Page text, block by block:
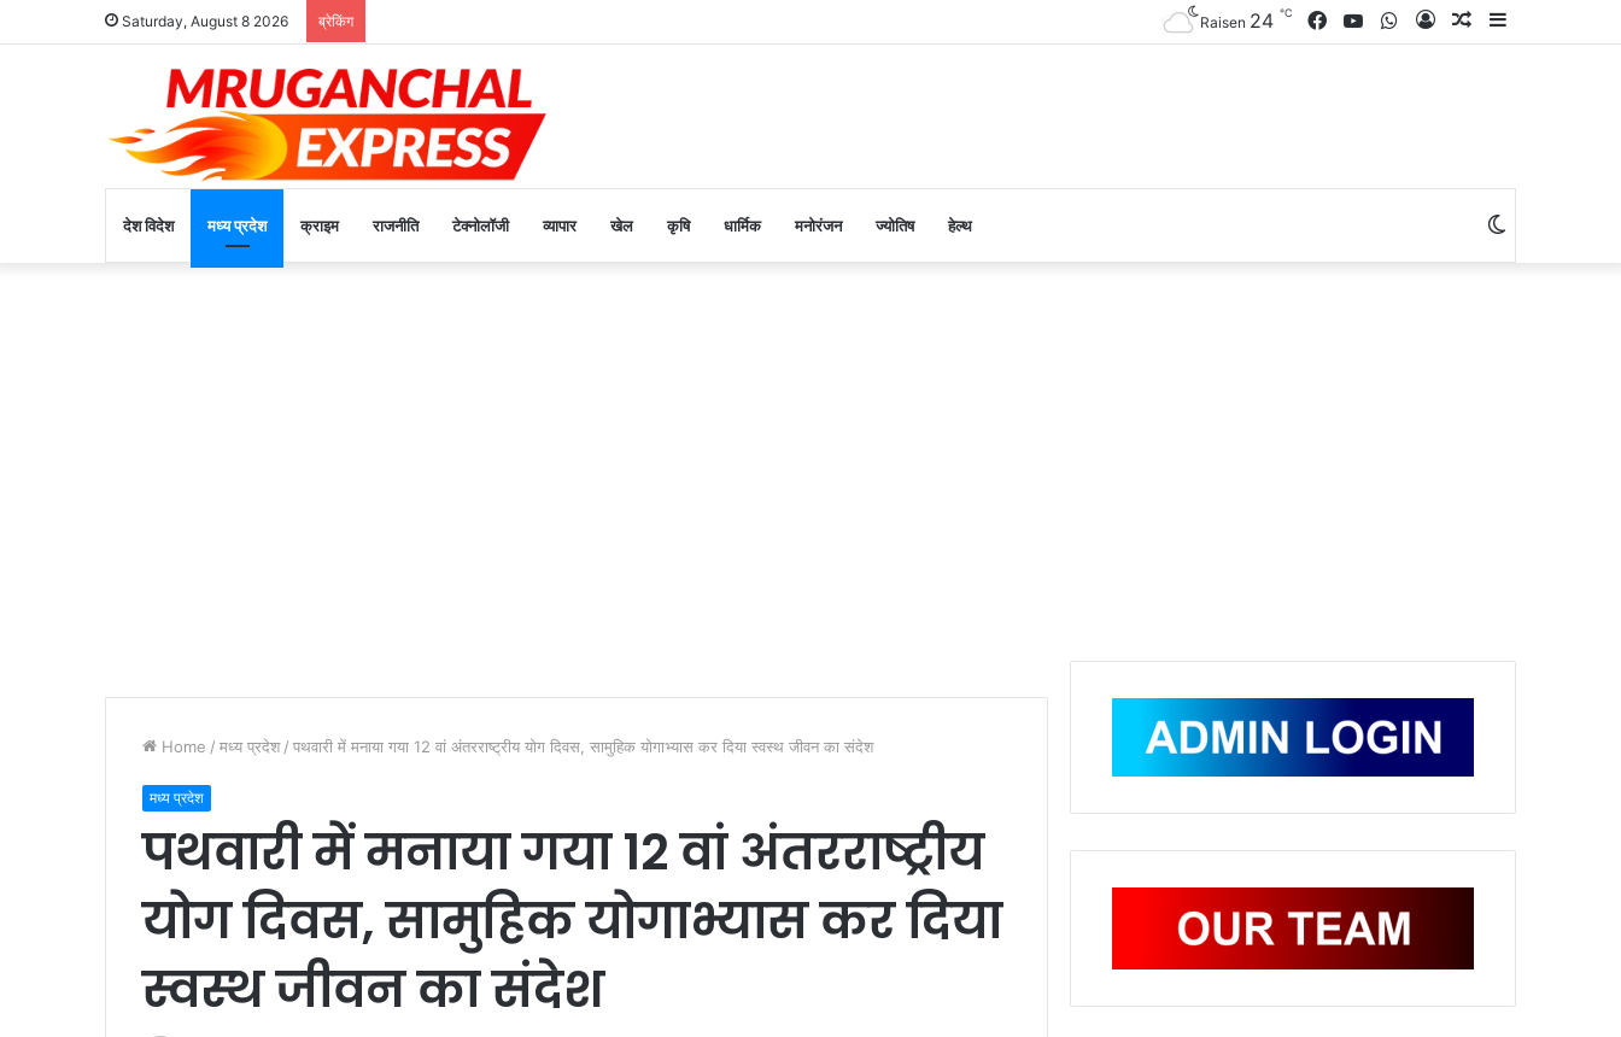
Saturday, August 8 2026 ब्रेकिंग Sidebar
Random
Log
WhatsApp
YouTube
Facebook
Raisen 24 ℃
देश विदेश मध्य प्रदेश क्राइम राजनीति टेक्नोलॉजी व्यापार खेल कृषि धार्मिक मनोरंजन ज्योतिष हेल्थ
Home / मध्य प्रदेश / पथवारी में मनाया गया 12 वां अंतरराष्ट्रीय योग दिवस, सामुहिक योगाभ्यास कर दिया स्वस्थ जीवन का संदेश
मध्य प्रदेश
पथवारी में मनाया गया 12 वां अंतरराष्ट्रीय
योग दिवस, सामुहिक योगाभ्यास कर दिया
स्वस्थ जीवन का संदेश